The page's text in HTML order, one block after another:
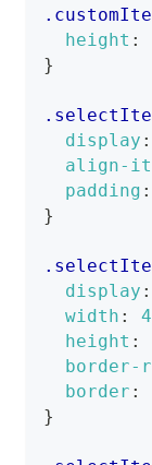
height :
}
display :
align-
padding :
}
display :
width :
height :
border-
border :
}